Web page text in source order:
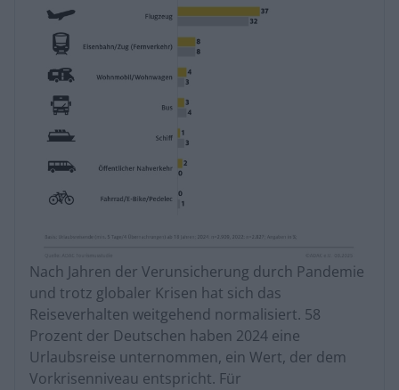
Nach Jahren der Verunsicherung durch Pandemie
und trotz globaler Krisen hat sich das
Reiseverhalten weitgehend normalisiert. 58
Prozent der Deutschen haben 2024 eine
Urlaubsreise unternommen, ein Wert, der dem
Vorkrisenniveau entspricht. Für